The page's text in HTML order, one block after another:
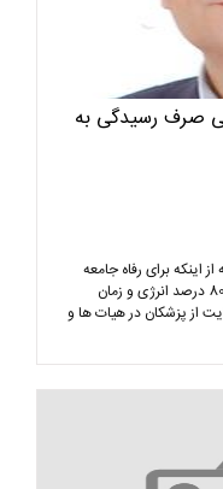
صرف رسیدگی به
اینکه برای رفاه جامعه
پزشکی کار چندانی صورت نگرفته است، گفت: 80 درصد انرژی و زمان
از پزشکان در هیات ها و